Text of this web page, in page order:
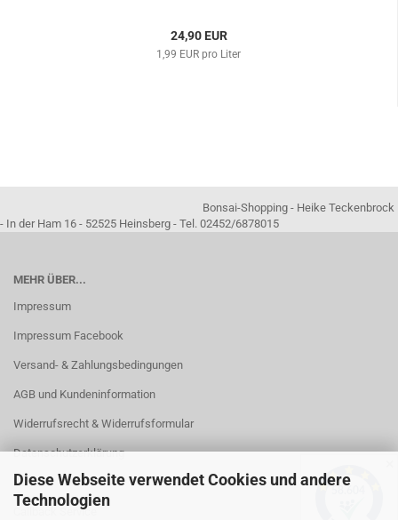
Diese Webseite verwendet Cookies und andere
Technologien
24,90 EUR
1,99 EUR pro Liter
Bonsai-Shopping - Heike Teckenbrock
- In der Ham 16 - 52525 Heinsberg - Tel. 02452/6878015
MEHR ÜBER...
Impressum
Impressum Facebook
Versand- & Zahlungsbedingungen
AGB und Kundeninformation
Widerrufsrecht & Widerrufsformular
Datenschutzerklärung
Kontakt
Callback Service